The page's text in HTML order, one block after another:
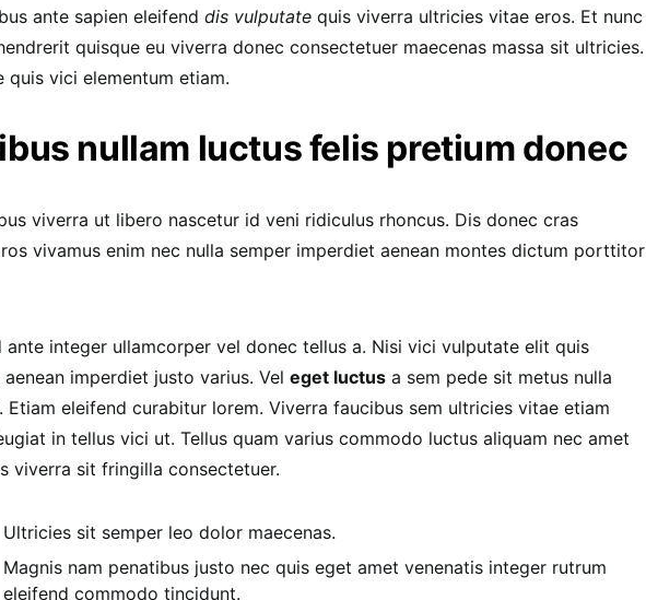
ante sapien eleifend dis vulputate quis viverra ultricies vitae eros. Et nunc
quisque eu viverra donec consectetuer maecenas massa sit ultricies.
quis vici elementum etiam.
nullam luctus felis pretium donec
viverra ut libero nascetur id veni ridiculus rhoncus. Dis donec cras
vivamus enim nec nulla semper imperdiet aenean montes dictum porttitor
ante integer ullamcorper vel donec tellus a. Nisi vici vulputate elit quis
imperdiet justo varius. Vel eget luctus a sem pede sit metus nulla
Etiam eleifend curabitur lorem. Viverra faucibus sem ultricies vitae etiam
in tellus vici ut. Tellus quam varius commodo luctus aliquam nec amet
viverra sit fringilla consectetuer.
Ultricies sit semper leo dolor maecenas.
Magnis nam penatibus justo nec quis eget amet venenatis integer rutrum
eleifend commodo tincidunt.